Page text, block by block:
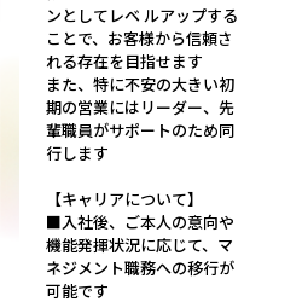
ンとしてレベ ルアップする
ことで、お客様から信頼さ
れる存在を目指せます
また、特に不安の大きい初
期の営業にはリーダー、先
輩職員がサポートのため同
行します
【キャリアについて】
■入社後、ご本人の意向や
機能発揮状況に応じて、マ
ネジメント職務への移行が
可能です